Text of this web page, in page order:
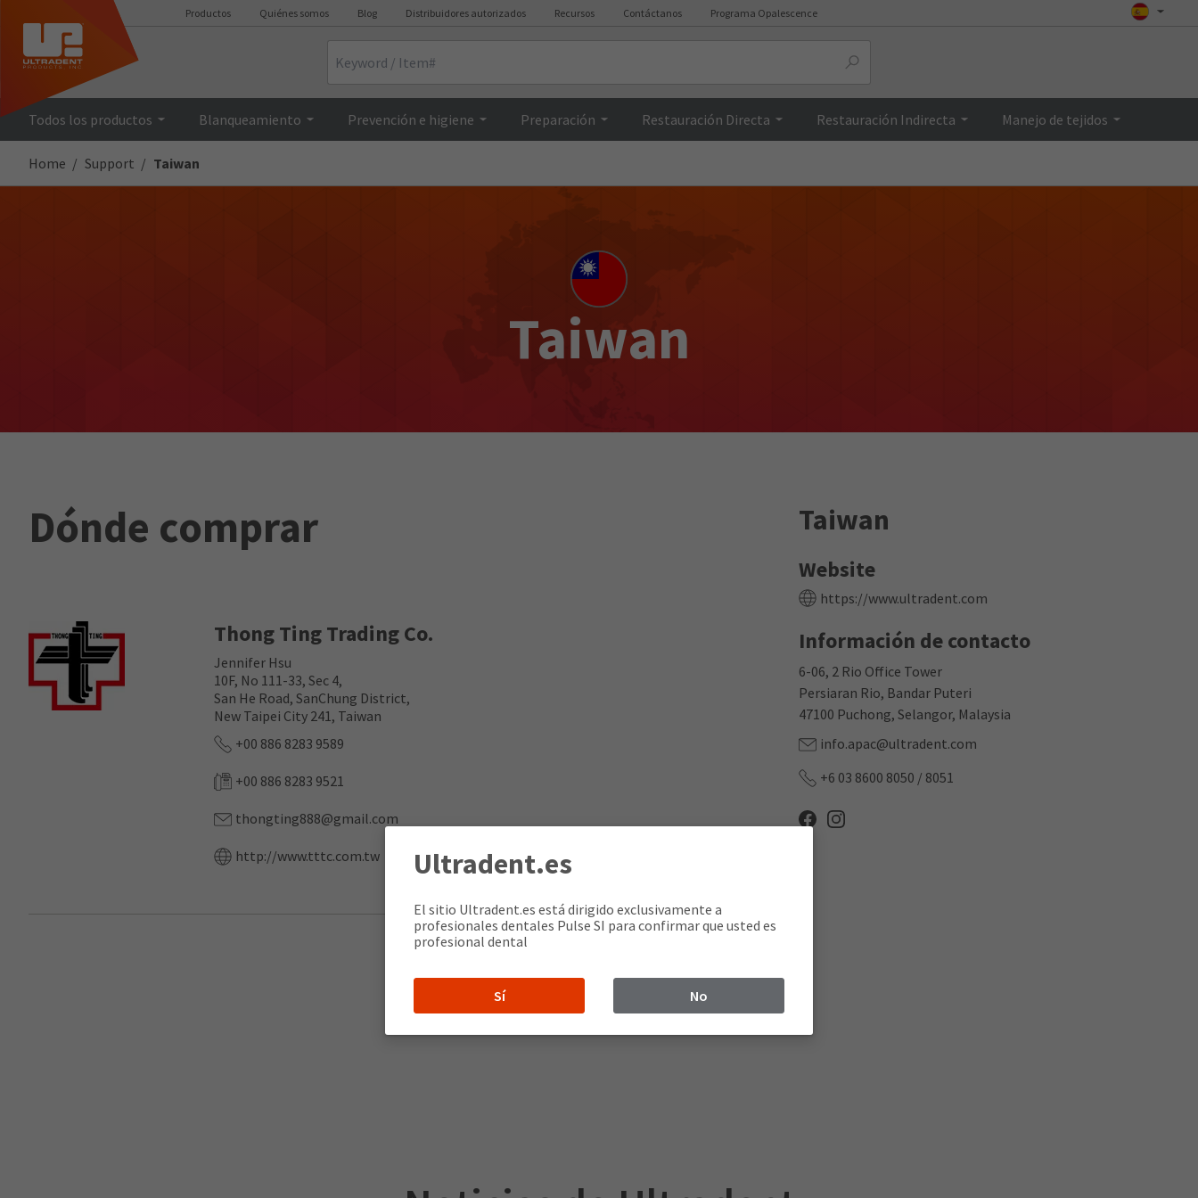
Productos Quiénes somos Blog Distribuidores autorizados Recursos Contáctanos Programa Opalescence
Todos los productos Blanqueamiento Prevención e higiene Preparación Restauración Directa Restauración Indirecta Manejo de tejidos
Home Support Taiwan
Taiwan
Taiwan
Website
https://www.ultradent.com
Información de contacto
6-06, 2 Rio Office Tower
Persiaran Rio, Bandar Puteri
47100 Puchong, Selangor, Malaysia
info.apac@ultradent.com
+6 03 8600 8050 / 8051
Dónde comprar
Thong Ting Trading Co.
Jennifer Hsu
10F, No 111-33, Sec 4,
San He Road, SanChung District,
New Taipei City 241, Taiwan
+00 886 8283 9589
+00 886 8283 9521
thongting888@gmail.com
http://www.tttc.com.tw Ultradent.es
El sitio Ultradent.es está dirigido exclusivamente a
profesionales dentales Pulse SI para confirmar que usted es
profesional dental
Sí No